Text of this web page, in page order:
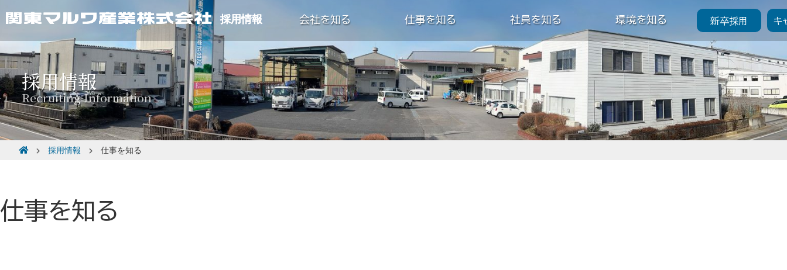
会社を知る 仕事を知る 社員を知る 環境を知る 新卒採用 キ
採用情報
採用情報 仕事を知る
仕事を知る